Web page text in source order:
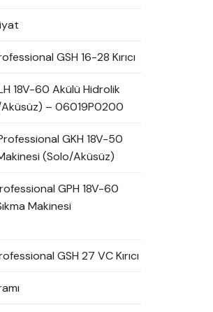
GSH 16-28 Kırıcı
18V-60 Akülü Hidrolik
– 06019P0200
GKH 18V-50
(Solo/Aküsüz)
GPH 18V-60
Makinesi
GSH 27 VC Kırıcı